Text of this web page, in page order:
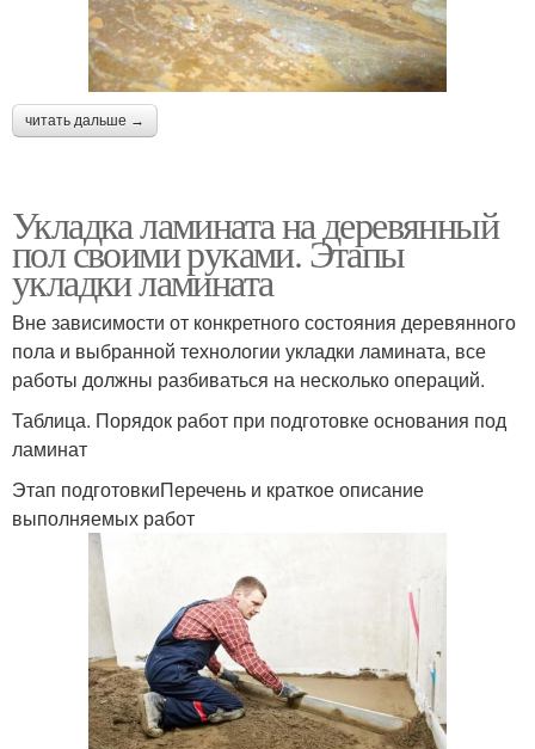
читать дальше →
Укладка ламината на деревянный
пол своими руками. Этапы
укладки ламината
Вне зависимости от конкретного состояния деревянного
пола и выбранной технологии укладки ламината, все
работы должны разбиваться на несколько операций.
Таблица. Порядок работ при подготовке основания под
ламинат
Этап подготовкиПеречень и краткое описание
выполняемых работ